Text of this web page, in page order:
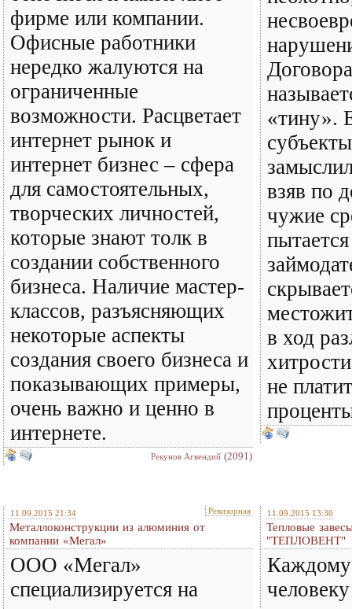
фирме или компании.
Офисные работники
нередко жалуются на
ограниченные
возможности. Расцветает
интернет рынок и
интернет бизнес – сфера
для самостоятельных,
творческих личностей,
которые знают толк в
создании собственного
бизнеса. Наличие мастер-
классов, разъясняющих
некоторые аспекты
создания своего бизнеса и
показывающих примеры,
очень важно и ценно в
интернете.
Рекунов Агвендий (2091)
«тину».
взяв по
чужие
в ход
не
11.09.2015 21:34 Ревизорная
Металлоконструкции из алюминия от
компании «Мегал»
ООО «Мегал»
специализируется на
11.09.2015 13:30
Тепловые
"ТЕПЛОВЕНТ"